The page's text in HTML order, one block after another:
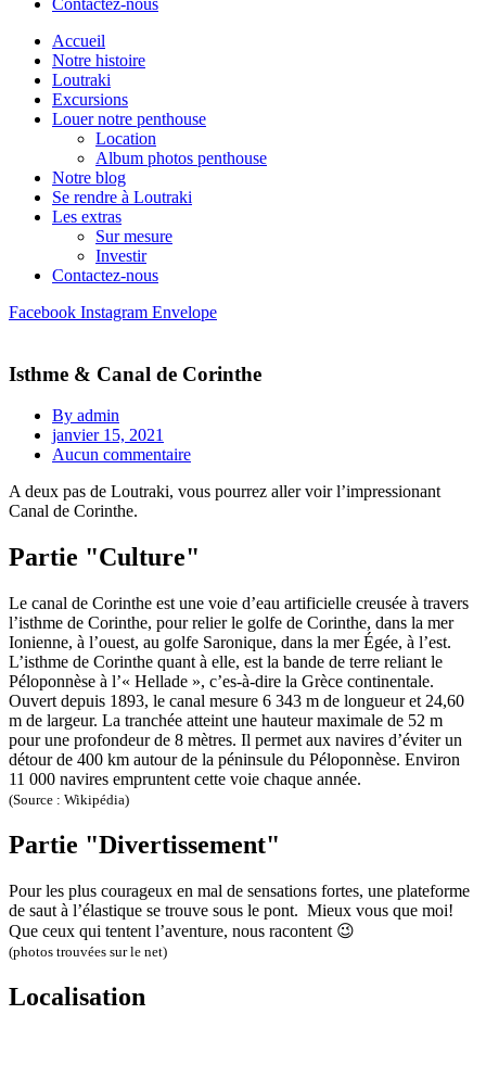
Accueil
Notre histoire
Loutraki
Excursions
Louer notre penthouse
Location
Album photos penthouse
Notre blog
Se rendre à Loutraki
Les extras
Sur mesure
Investir
Contactez-nous
Facebook Instagram Envelope
Isthme & Canal de Corinthe
By admin
janvier 15, 2021
Aucun commentaire
A deux pas de Loutraki, vous pourrez aller voir l’impressionant
Canal de Corinthe.
Partie "Culture"
Le canal de Corinthe est une voie d’eau artificielle creusée à travers
l’isthme de Corinthe, pour relier le golfe de Corinthe, dans la mer
Ionienne, à l’ouest, au golfe Saronique, dans la mer Égée, à l’est.
L’isthme de Corinthe quant à elle, est la bande de terre reliant le
Péloponnèse à l’« Hellade », c’es-à-dire la Grèce continentale.
Ouvert depuis 1893, le canal mesure 6 343 m de longueur et 24,60
m de largeur. La tranchée atteint une hauteur maximale de 52 m
pour une profondeur de 8 mètres. Il permet aux navires d’éviter un
détour de 400 km autour de la péninsule du Péloponnèse. Environ
11 000 navires empruntent cette voie chaque année.
(Source : Wikipédia)
Partie "Divertissement"
Pour les plus courageux en mal de sensations fortes, une plateforme
de saut à l’élastique se trouve sous le pont. Mieux vous que moi!
Que ceux qui tentent l’aventure, nous racontent 😉
(photos trouvées sur le net)
Localisation